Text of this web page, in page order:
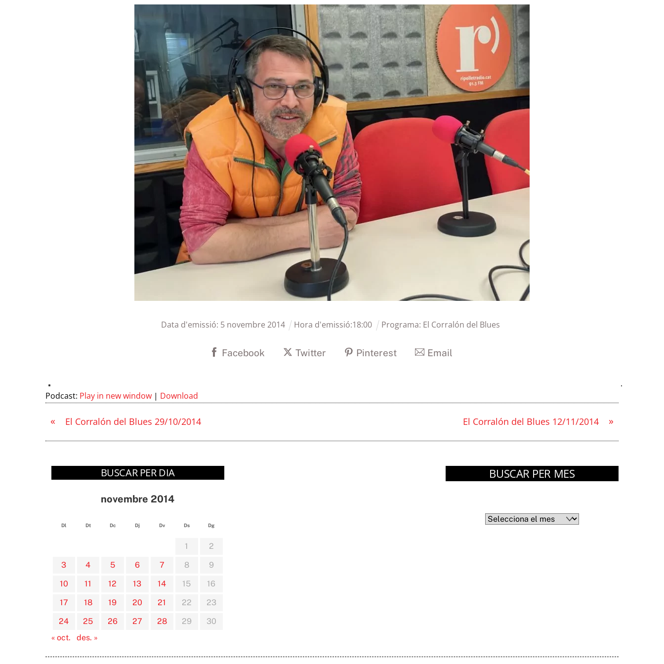
Data d'emissió: 5 novembre 2014 Hora d'emissió:18:00 Programa: El Corralón del Blues
Facebook Twitter Pinterest Email
Podcast: Play in new window | Download
« El Corralón del Blues 29/10/2014 »
El Corralón del Blues 12/11/2014
BUSCAR PER DIA
novembre 2014
Dl Dt Dc Dj Dv Ds Dg
1
2
3
4 5 6 7 8
9
10
11 12 13 14 15
16
17
18 19 20 21 22
23
24
25 26 27 28 29
30
« oct.
des. »
BUSCAR PER MES
Arxius